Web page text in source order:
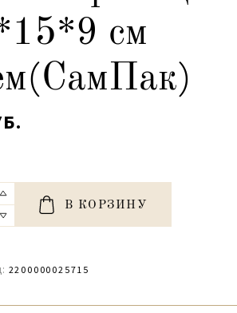
см
В КОРЗИНУ
2200000025715